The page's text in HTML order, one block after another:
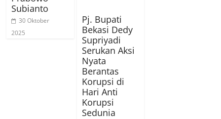
Subianto
30 Oktober
2025
Pj. Bupati
Bekasi Dedy
Supriyadi
Serukan Aksi
Nyata
Berantas
Korupsi di
Hari Anti
Korupsi
Sedunia